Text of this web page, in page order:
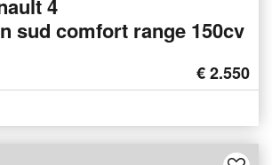
4
sud comfort range 150cv
€ 2.550